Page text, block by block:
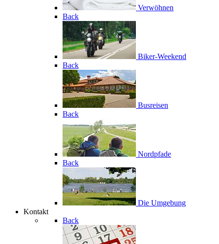
Verwöhnen
Back
Biker-Weekend
Back
Busreisen
Back
Nordpfade
Back
Die Umgebung
Kontakt
Back